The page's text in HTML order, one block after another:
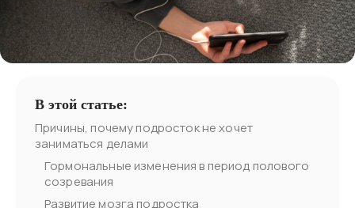
В этой статье:
Причины, почему подросток не хочет
заниматься делами
Гормональные изменения в период полового
созревания
Развитие мозга подростка